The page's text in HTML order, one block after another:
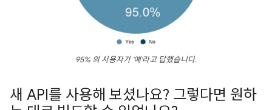
95% 의 사용자가 '예'라고 답했습니다.
새 API를 사용해 보셨나요? 그렇다면 원하